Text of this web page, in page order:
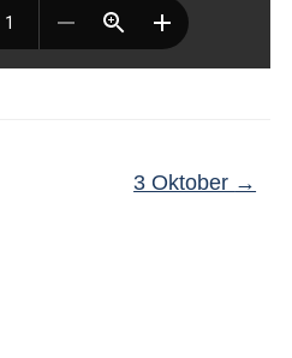
3 Oktober →